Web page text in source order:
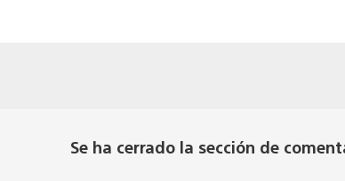
Se ha cerrado la sección de